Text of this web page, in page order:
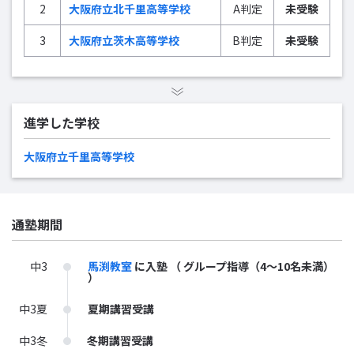
2
大阪府立北千里高等学校 A判定
未受験
3
大阪府立茨木高等学校 B判定 未受験
進学した学校
大阪府立千里高等学校
通塾期間
中3 馬渕教室 に入塾 （ グループ指導（4～10名未満）
）
中3夏
夏期講習受講
中3冬
冬期講習受講